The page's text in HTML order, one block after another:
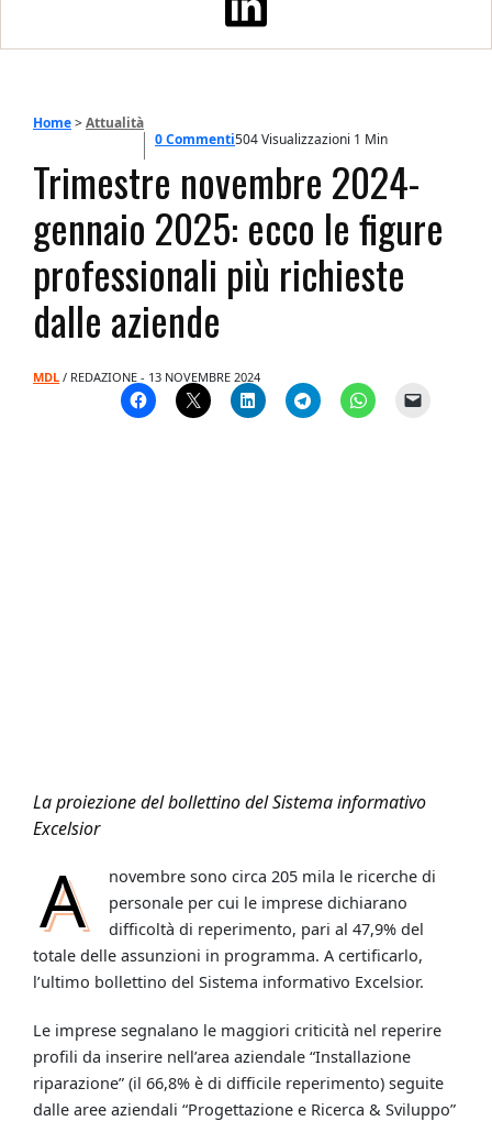
Home>Attualità
504 Visualizzazioni 1 Min
0 Commenti
Trimestre novembre 2024-
gennaio 2025: ecco le figure
professionali più richieste
dalle aziende
MDL / REDAZIONE - 13 NOVEMBRE 2024
La proiezione del bollettino del Sistema informativo
Excelsior
A
novembre sono circa 205 mila le ricerche di
personale per cui le imprese dichiarano
difficoltà di reperimento, pari al 47,9% del
totale delle assunzioni in programma. A certificarlo,
l’ultimo bollettino del Sistema informativo Excelsior.
Le imprese segnalano le maggiori criticità nel reperire
profili da inserire nell’area aziendale “Installazione
riparazione” (il 66,8% è di difficile reperimento) seguite
dalle aree aziendali “Progettazione e Ricerca & Sviluppo”